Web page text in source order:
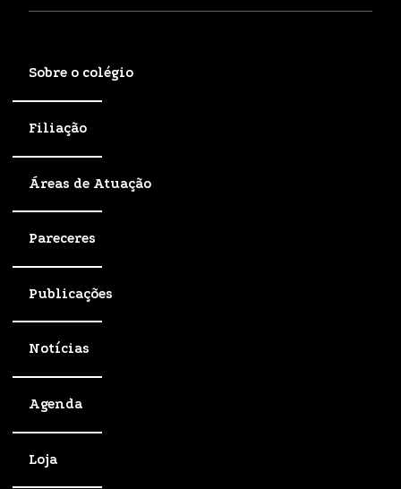
Sobre o colégio
Filiação
Áreas de Atuação
Pareceres
Publicações
Notícias
Agenda
Loja